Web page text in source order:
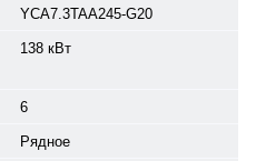
YCA7.3TAA245-G20
138 кВт
6
Рядное